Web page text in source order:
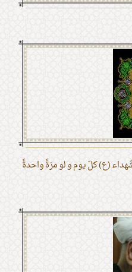
(ع) كلّ يوم و لو مرّةً واحدةً